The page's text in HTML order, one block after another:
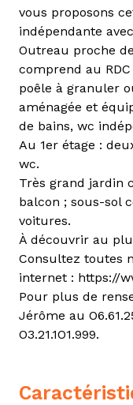
vous proposons
indépendante
Outreau proche
comprend au
poêle à granuler
aménagée et
de bains, wc
Au 1er étage :
wc.
Très grand jardin
balcon ; sous-sol
voitures.
À découvrir au
Consultez toutes
internet : https://
Pour plus de
Jérôme au
O3.21.1O1.999.